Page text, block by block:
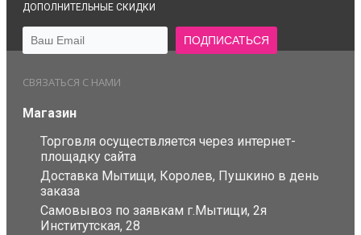
ДОПОЛНИТЕЛЬНЫЕ СКИДКИ
СВЯЗАТЬСЯ С НАМИ
Магазин
Торговля осуществляется через интернет-
площадку сайта
Доставка Мытищи, Королев, Пушкино в день
заказа
Самовывоз по заявкам г.Мытищи, 2я
Институтская, 28